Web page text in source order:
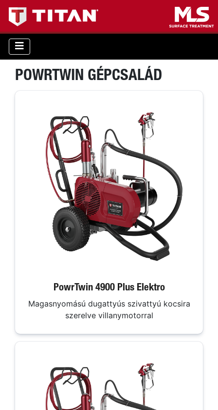
POWRTWIN GÉPCSALÁD
PowrTwin 4900 Plus Elektro
Magasnyomású dugattyús szivattyú kocsira
szerelve villanymotorral